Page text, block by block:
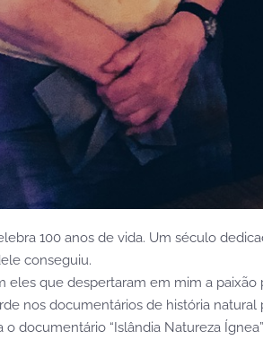
100 anos de vida. Um século
conseguiu.
eles que despertaram em mim a
nos documentários de história natural
documentário “Islândia Natureza